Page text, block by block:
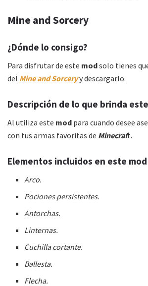
Mine and Sorcery
¿Dónde lo consigo?
Para disfrutar de este modsolo tienes
del Mine and Sorceryy descargarlo.
Descripción de lo que brinda
Al utiliza este mod para cuando desee
con tus armas favoritas de Minecraft.
Elementos incluidos en este mod
Arco.
Pociones persistentes.
Antorchas.
Linternas.
Cuchilla cortante.
Ballesta.
Flecha.